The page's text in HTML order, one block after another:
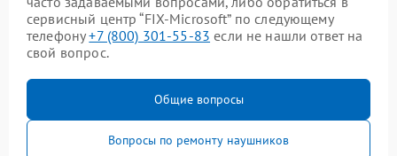
сервисный центр “FIX-Microsoft” по следующему
телефону+7 (800) 301-55-83 если не нашли ответ на
свой вопрос.
Общие вопросы
Вопросы по ремонту наушников